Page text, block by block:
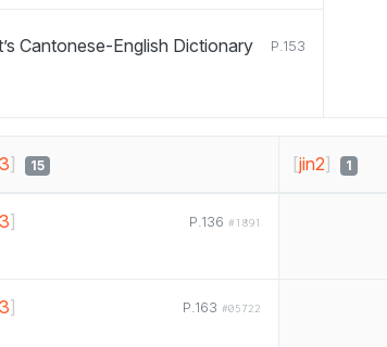
Cantonese-English Dictionary P.153
] 15 [jin2] 1
P.136 #1891
]
P.163 #05722
]